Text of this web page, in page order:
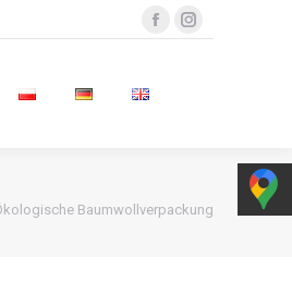
FacebookInstagram
Baumwollverpackung